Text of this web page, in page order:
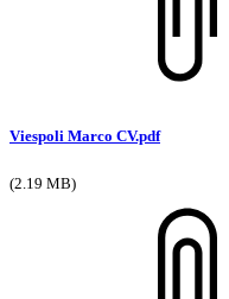
Viespoli Marco CV.pdf
(2.19 MB)